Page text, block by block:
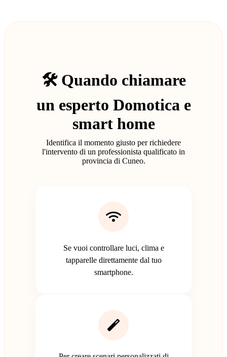
🛠️ Quando chiamare
un esperto Domotica e
smart home
Identifica il momento giusto per richiedere
l'intervento di un professionista qualificato in
provincia di Cuneo.
Se vuoi controllare luci, clima e
tapparelle direttamente dal tuo
smartphone.